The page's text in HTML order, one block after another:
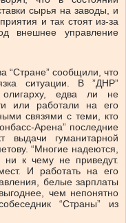
сырья на заводы, и
и так стоят из-за
внешнее управление
“Стране” сообщили, что
ситуации. В ”ДНР”
олигарху, едва ли не
или работали на его
связями с теми, кто
Арена” последние
выдачи гуманитарной
“Многие надеются,
ни к чему не приведут.
И работать на его
белые зарплаты
чем непонятно
“Страны” из